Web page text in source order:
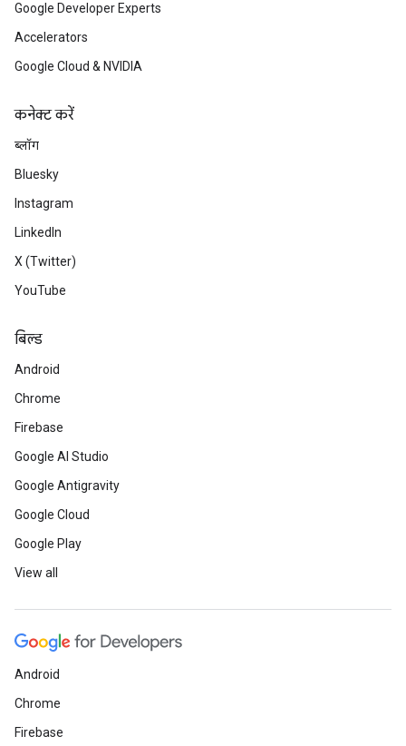
Google Developer Experts
Accelerators
Google Cloud & NVIDIA
कनेक्ट करें
ब्लॉग
Bluesky
Instagram
LinkedIn
X (Twitter)
YouTube
बिल्ड
Android
Chrome
Firebase
Google AI Studio
Google Antigravity
Google Cloud
Google Play
View all
Android
Chrome
Firebase